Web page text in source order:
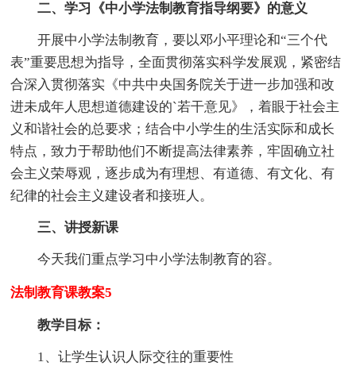
二、学习《中小学法制教育指导纲要》的意义
开展中小学法制教育，要以邓小平理论和“三个代
表”重要思想为指导，全面贯彻落实科学发展观，紧密结
合深入贯彻落实《中共中央国务院关于进一步加强和改
进未成年人思想道德建设的`若干意见》，着眼于社会主
义和谐社会的总要求；结合中小学生的生活实际和成长
特点，致力于帮助他们不断提高法律素养，牢固确立社
会主义荣辱观，逐步成为有理想、有道德、有文化、有
纪律的社会主义建设者和接班人。
三、讲授新课
今天我们重点学习中小学法制教育的容。
法制教育课教案5
教学目标：
1、让学生认识人际交往的重要性